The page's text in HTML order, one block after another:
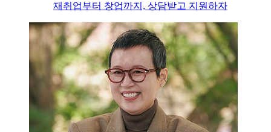
재취업부터 창업까지, 상담받고 지원하자